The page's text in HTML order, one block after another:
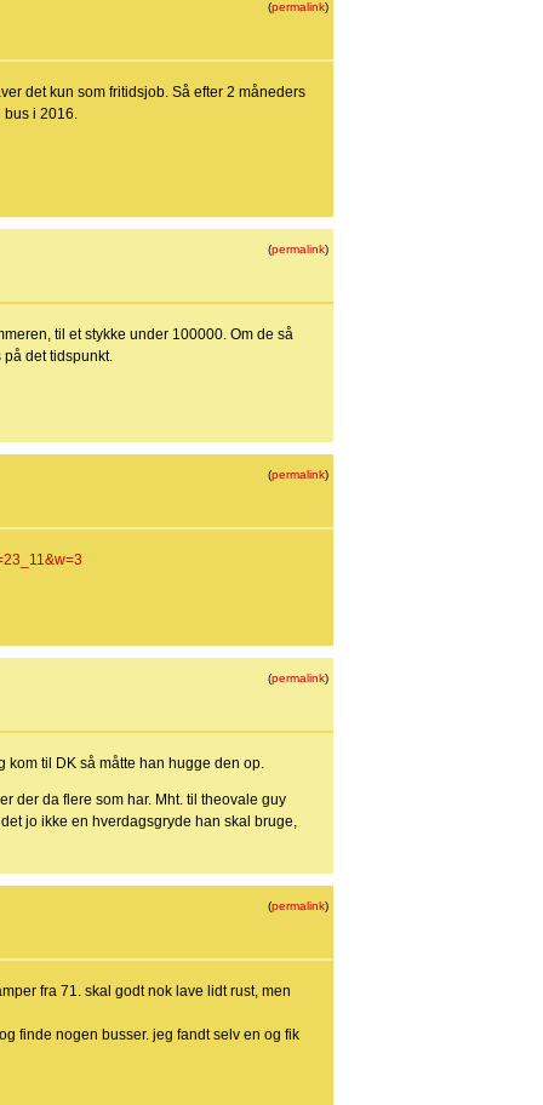
(permalink)
det kun som fritidsjob. Så efter 2 måneders
bus i 2016.
(permalink)
til et stykke under 100000. Om de så
det tidspunkt.
(permalink)
(permalink)
kom til DK så måtte han hugge den op.
der da flere som har. Mht. til theovale guy
jo ikke en hverdagsgryde han skal bruge,
(permalink)
fra 71. skal godt nok lave lidt rust, men
finde nogen busser. jeg fandt selv en og fik